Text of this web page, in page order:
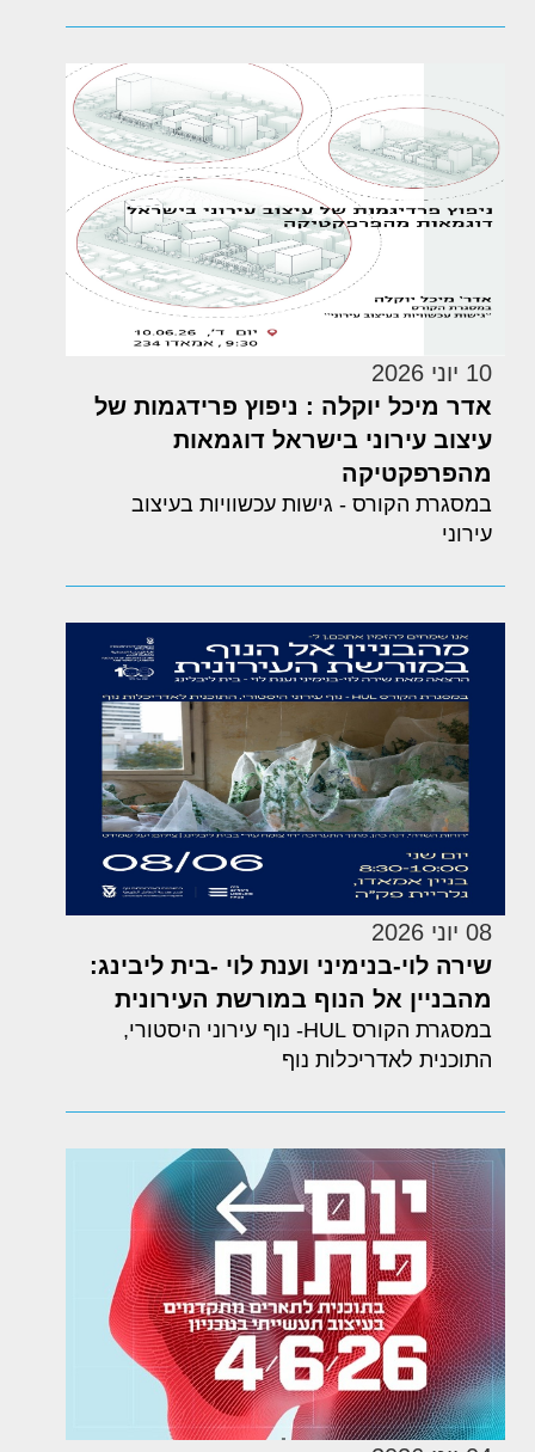
10 יוני 2026
אדר מיכל יוקלה : ניפוץ פרידגמות של
עיצוב עירוני בישראל דוגמאות
מהפרפקטיקה
במסגרת הקורס - גישות עכשוויות בעיצוב
עירוני
08 יוני 2026
שירה לוי-בנימיני וענת לוי -בית ליבינג:
מהבניין אל הנוף במורשת העירונית
במסגרת הקורס HUL- נוף עירוני היסטורי,
התוכנית לאדריכלות נוף